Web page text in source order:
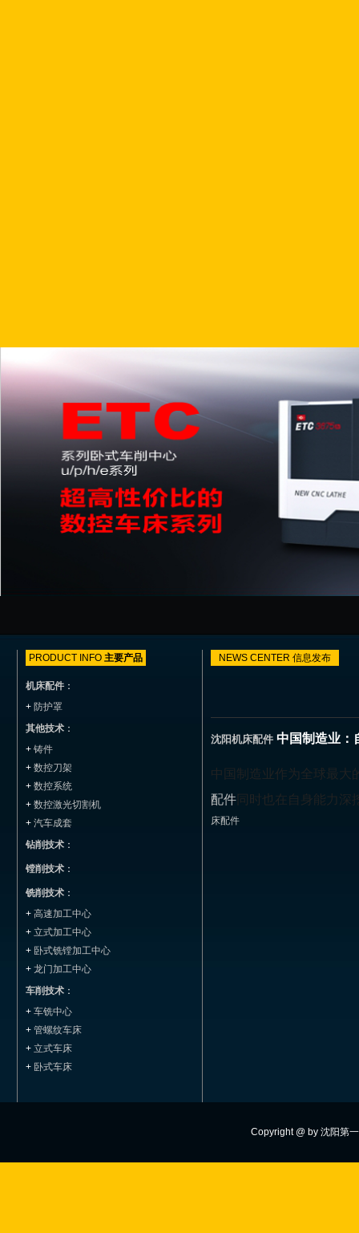
PRODUCT INFO 主要产品
机床配件：
+ 防护罩
其他技术：
+ 铸件
+ 数控刀架
+ 数控系统
+ 数控激光切割机
+ 汽车成套
钻削技术：
镗削技术：
铣削技术：
+ 高速加工中心
+ 立式加工中心
+ 卧式铣镗加工中心
+ 龙门加工中心
车削技术：
+ 车铣中心
+ 管螺纹车床
+ 立式车床
+ 卧式车床
NEWS CENTER 信息发布
沈阳机床配件 中国制造业：
中国制造业作为全球最大
配件同时也在自身能力深
床配件
Copyright @ by 沈阳第